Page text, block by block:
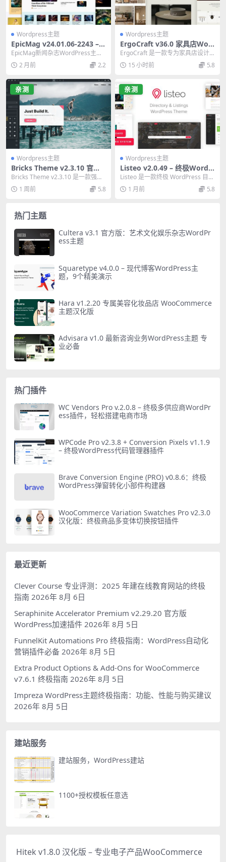
Wordpress主题
EpicMag v24.01.06-2243 –
独家新闻杂志WordPress主题
汉化版
EpicMag新闻杂志WordPress主题v
24.01.06-2243汉化版，...
2 月前 2.2
Wordpress主题
ErgoCraft v36.0 家具店Wor
dPress主题完整指南
ErgoCraft 是一款专为家具店设计
的现代 WordPress 主题，兼容 ...
15 小时前 5.8
亲测
Wordpress主题
Bricks Theme v2.3.10 官方
可视化网站构建器WordPress
主题 专业版
Bricks Theme v2.3.10 是一款强大
的可视化网站构建器WordP...
1 周前 5.8
亲测
Wordpress主题
Listeo v2.0.49 – 终极WordP
ress目录主题与内置预订系统
Listeo 是一款终极 WordPress 目录
主题，内置预订系统、前端仪表
盘...1 月前 5.8
热门主题
Cultera v3.1 官方版：艺术文化娱乐杂志WordPr
ess主题
Squaretype v4.0.0 – 现代博客WordPress主
题，9个精美演示
Hara v1.2.20 专属美容化妆品店 WooCommerce
主题汉化版
Advisara v1.0 最新咨询业务WordPress主题 专
业必备
热门插件
WC Vendors Pro v.2.0.8 – 终极多供应商WordPr
ess插件，轻松搭建电商市场
WPCode Pro v2.3.8 + Conversion Pixels v1.1.9
– 终极WordPress代码管理器插件
Brave Conversion Engine (PRO) v0.8.6：终极
WordPress弹窗转化小部件构建器
WooCommerce Variation Swatches Pro v2.3.0
汉化版：终极商品多变体切换按钮插件
最近更新
Clever Course 专业评测：2025 年建在线教育网站的终极
指南 2026年 8月 6日
Seraphinite Accelerator Premium v2.29.20 官方版
WordPress加速插件 2026年 8月 5日
FunnelKit Automations Pro 终极指南：WordPress自动化
营销插件必备 2026年 8月 5日
Extra Product Options & Add-Ons for WooCommerce
v7.6.1 终极指南 2026年 8月 5日
Impreza WordPress主题终极指南：功能、性能与购买建议
2026年 8月 5日
建站服务
建站服务，WordPress建站
1100+授权模板任意选
Hitek v1.8.0 汉化版 – 专业电子产品WooCommerce